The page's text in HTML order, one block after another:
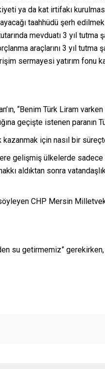
ya da kat irtifakı
taahhüdü şerh
mevduatı 3 yıl
araçlarını 3 yıl
sermayesi yatırım fonu
“Benim Türk Liram
geçişte istenen paranın
kazanmak için nasıl bir
gelişmiş ülkelerde
aldıktan sonra
CHP Mersin
su getirmemiz” gerekirken,